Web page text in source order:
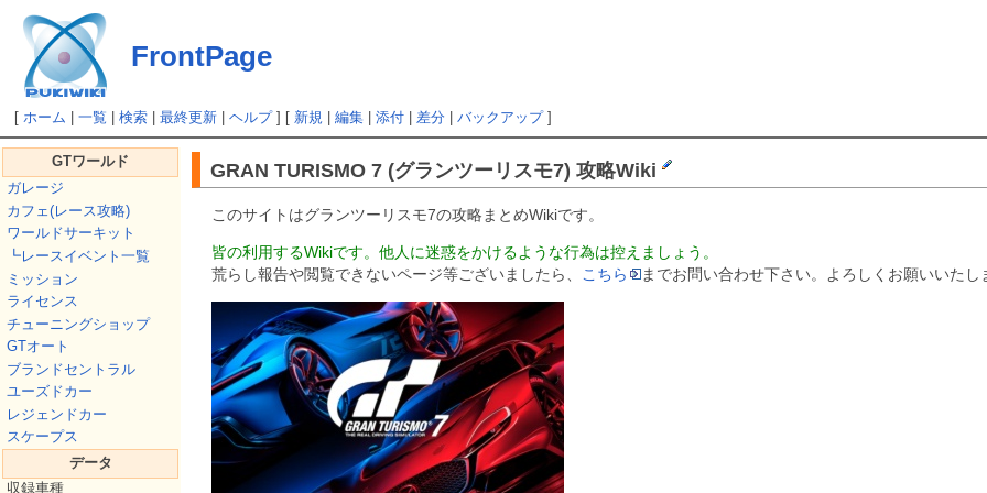
FrontPage
[ホーム |一覧 |検索 |最終更新 |ヘルプ] [ 新規 |編集 |添付 |差分 |バックアップ]
GTワールド
ガレージ
カフェ(レース攻略)
ワールドサーキット
┗レースイベント一覧
ミッション
ライセンス
チューニングショップ
GTオート
ブランドセントラル
ユーズドカー
レジェンドカー
スケープス
データ
収録車種
GRAN TURISMO 7 (グランツーリスモ7) 攻略Wiki
このサイトはグランツーリスモ7の攻略まとめWikiです。
皆の利用するWikiです。他人に迷惑をかけるような行為は控えましょう。
荒らし報告や閲覧できないページ等ございましたら、 こちら までお問い合わせ下さい。よろしくお願いいたし